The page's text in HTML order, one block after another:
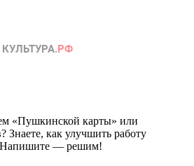
«Пушкинской карты» или
Знаете, как улучшить работу
Напишите — решим!